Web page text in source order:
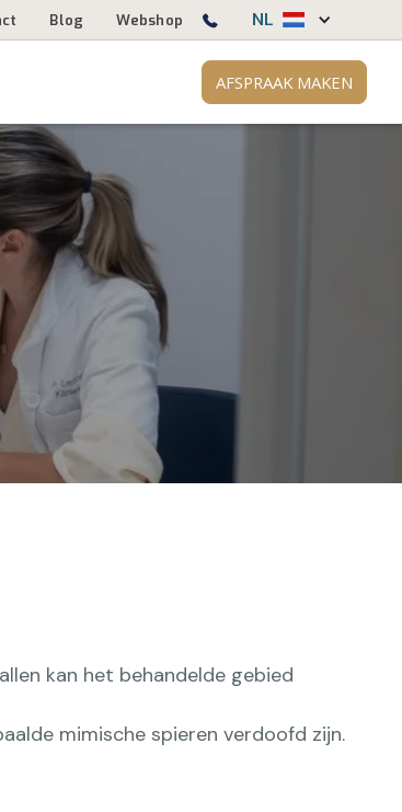
Blog Webshop NL
AFSPRAAK MAKEN
kan het behandelde gebied
mimische spieren verdoofd zijn.